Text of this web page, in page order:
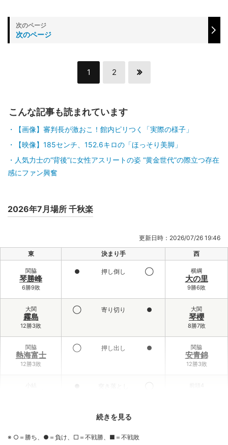
次のページ
1 2
こんな記事も読まれています
【画像】審判長が激おこ！館内ピリつく「実際の様子」
【映像】185センチ、152.6キロの「ほっそり美脚」
人気力士の“背後”に女性アスリートの姿 “黄金世代”の際立つ存在
感にファン興奮
2026年7月場所 千秋楽
更新日時：2026/07/26 19:46
東 決まり手 西
関脇
琴勝峰
6勝9敗
● 押し倒し ◯ 横綱
大の里
9勝6敗
大関
霧島
12勝3敗
◯ 寄り切り ● 大関
琴櫻
8勝7敗
関脇
熱海富士
12勝3敗
◯ 押し出し ● 関脇
安青錦
12勝3敗
◯ 前頭4
9勝6敗
続きを見る
※ ○＝勝ち、●＝負け、□＝不戦勝、■＝不戦敗